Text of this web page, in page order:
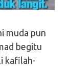
muda pun
begitu
kafilah-